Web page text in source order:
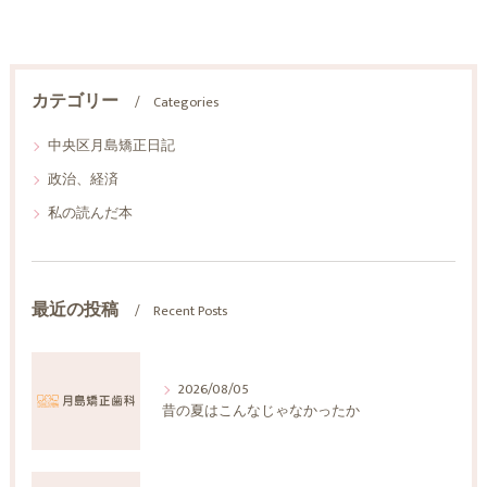
カテゴリー
Categories
中央区月島矯正日記
政治、経済
私の読んだ本
最近の投稿 Recent Posts
2026/08/05
昔の夏はこんなじゃなかったか